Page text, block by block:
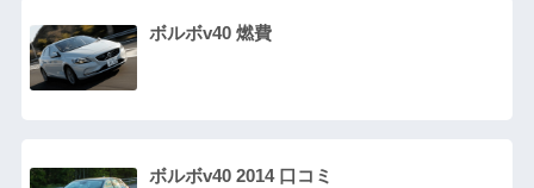
ボルボv40 燃費
ボルボv40 2014 口コミ